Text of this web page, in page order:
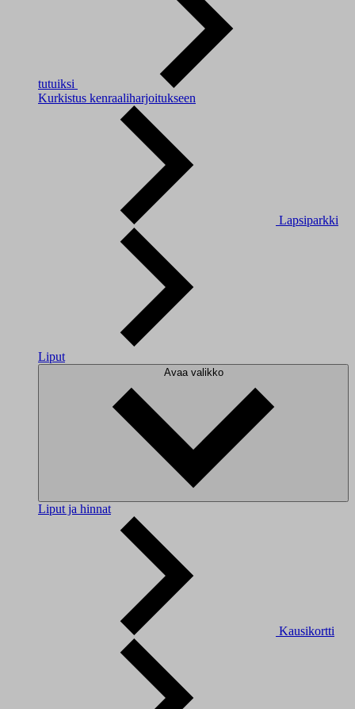
tutuiksi
Kurkistus kenraaliharjoitukseen
Lapsiparkki
Liput
Avaa valikko
Liput ja hinnat
Kausikortti